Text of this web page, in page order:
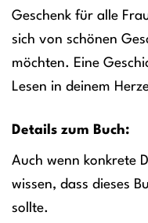
Geschenk für alle
sich von schönen
möchten. Eine
Lesen in deinem
Details zum Buch:
Auch wenn konkrete
wissen, dass dieses
sollte.